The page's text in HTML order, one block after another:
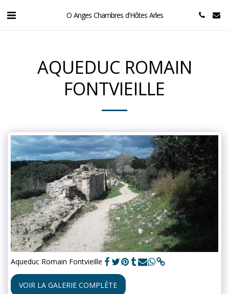
O Anges Chambres d'Hôtes Arles
AQUEDUC ROMAIN
FONTVIEILLE
Aqueduc Romain Fontvieille
VOIR LA GALERIE COMPLÈTE